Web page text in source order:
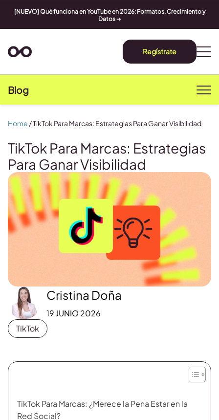
[NUEVO] Qué funciona en YouTube en 2026: Formatos, Crecimiento y
Datos➔
Regístrate
Blog
TikTok Para Marcas: Estrategias
Para Ganar Visibilidad
Cristina Doña
19 JUNIO 2026
TikTok
Home /TikTok Para Marcas: Estrategias Para Ganar Visibilidad
TikTok Para Marcas: ¿Merece la Pena Estar en la
Red Social?